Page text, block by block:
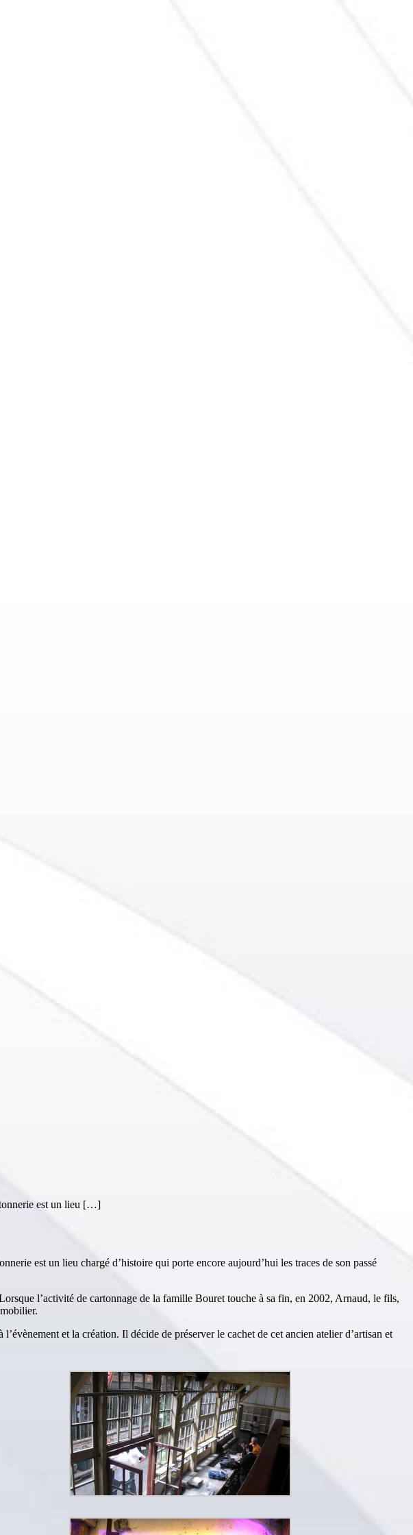
est un lieu […]
est un lieu chargé d’histoire qui porte encore aujourd’hui les traces de son passé
l’activité de cartonnage de la famille Bouret touche à sa fin, en 2002, Arnaud, le fils,
et la création. Il décide de préserver le cachet de cet ancien atelier d’artisan et